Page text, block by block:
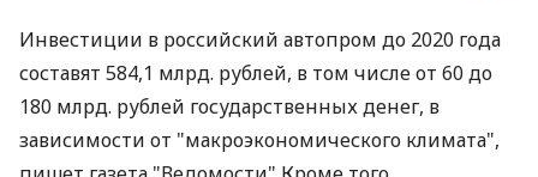
Инвестиции в российский автопром до 2020 года
составят 584,1 млрд. рублей, в том числе от 60 до
180 млрд. рублей государственных денег, в
зависимости от "макроэкономического климата",